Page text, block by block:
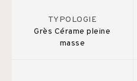
TYPOLOGIE
Grès Cérame pleine
masse